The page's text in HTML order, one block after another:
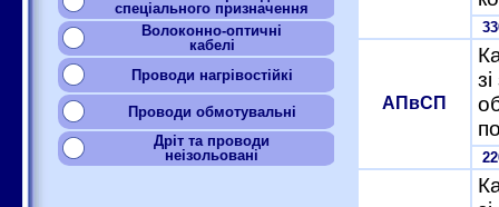
спеціального призначення
Волоконно-оптичні
кабелі
Проводи нагрівостійкі
Проводи обмотувальні
Дріт та проводи
неізольовані
АПвСП